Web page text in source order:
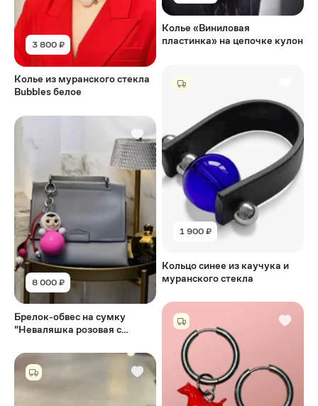
3 800 ₽
Колье из муранского стекла
Bubbles белое
8 000 ₽
Брелок-обвес на сумку
"Неваляшка розовая с
Колье «Виниловая
пластинка» на цепочке кулон
1 900 ₽
Кольцо синее из каучука и
муранского стекла